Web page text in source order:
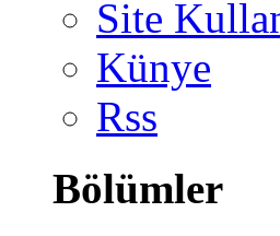
Site
Künye
Rss
Bölümler